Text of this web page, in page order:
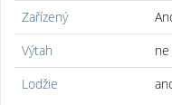
Zařízený
Výtah
ne
Lodžie